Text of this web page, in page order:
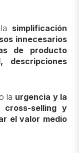
simplificación
innecesarios
de producto
descripciones
la urgencia y la
cross-selling y
el valor medio